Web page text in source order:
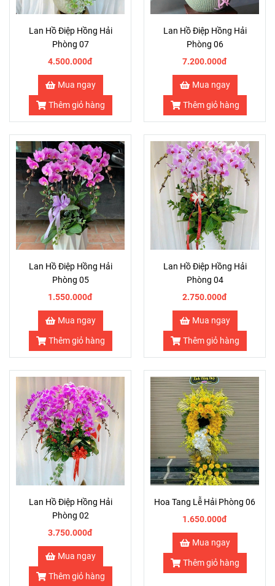
Lan Hồ Điệp Hồng Hải
Phòng 07
4.500.000đ
Mua ngay
Thêm giỏ hàng
Lan Hồ Điệp Hồng Hải
Phòng 06
7.200.000đ
Mua ngay
Thêm giỏ hàng
Lan Hồ Điệp Hồng Hải
Phòng 05
1.550.000đ
Mua ngay
Thêm giỏ hàng
Lan Hồ Điệp Hồng Hải
Phòng 04
2.750.000đ
Mua ngay
Thêm giỏ hàng
Lan Hồ Điệp Hồng Hải
Phòng 02
3.750.000đ
Mua ngay
Thêm giỏ hàng
Hoa Tang Lễ Hải Phòng 06
1.650.000đ
Mua ngay
Thêm giỏ hàng